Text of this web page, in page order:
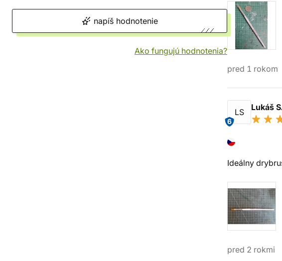
napíš hodnotenie
Ako fungujú hodnotenia?
pred 1 rokom
LS
6
Lukáš
Ideálny
pred 2 rokmi